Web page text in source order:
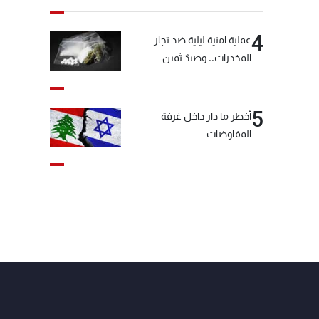
4عملية امنية ليلية ضد تجار
المخدرات.. وصيدٌ ثمين
5أخطر ما دار داخل غرفة
المفاوضات